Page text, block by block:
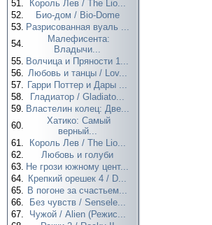
51.
Король Лев / The Lio...
52.
Био-дом / Bio-Dome
53. Разрисованная вуаль ...
54.
Малефисента:
Владычи...
55. Волчица и Пряности 1...
56. Любовь и танцы / Lov...
57. Гарри Поттер и Дары ...
58.
Гладиатор / Gladiato...
59. Властелин колец: Две...
60.
Хатико: Самый
верный...
61.
Король Лев / The Lio...
62.
Любовь и голуби
63. Не грози южному цент...
64. Крепкий орешек 4 / D...
65. В погоне за счастьем...
66.
Без чувств / Sensele...
67.
Чужой / Alien (Режис...